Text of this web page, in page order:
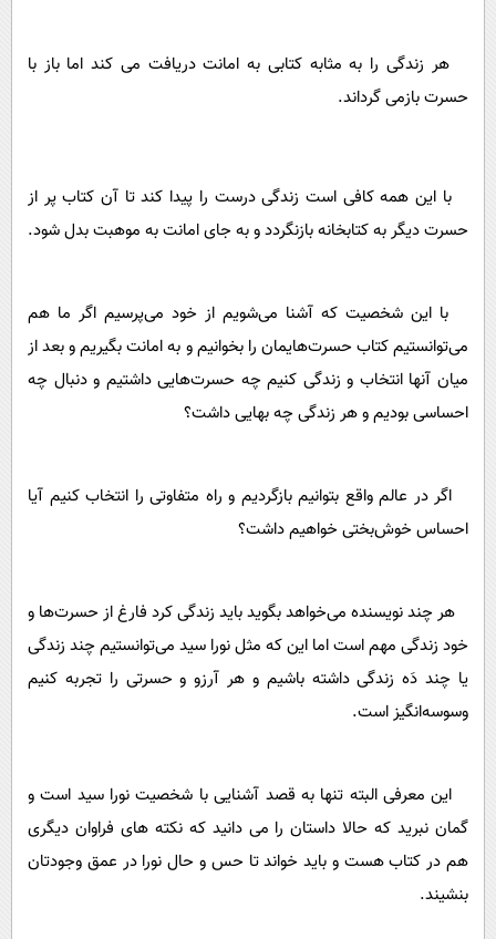
هر زندگی را به مثابه کتابی به امانت دریافت می کند اما باز با
حسرت بازمی گرداند.
با این همه کافی است زندگی درست را پیدا کند تا آن کتاب پر از
حسرت دیگر به کتابخانه بازنگردد و به جای امانت به موهبت بدل شود.
با این شخصیت که آشنا می‌شویم از خود می‌پرسیم اگر ما هم
می‌توانستیم کتاب حسرت‌هایمان را بخوانیم و به امانت بگیریم و بعد از
میان آنها انتخاب و زندگی کنیم چه حسرت‌هایی داشتیم و دنبال چه
احساسی بودیم و هر زندگی چه بهایی داشت؟
اگر در عالم واقع بتوانیم بازگردیم و راه متفاوتی را انتخاب کنیم آیا
احساس خوش‌بختی خواهیم داشت؟
هر چند نویسنده می‌خواهد بگوید باید زندگی کرد فارغ از حسرت‌ها و
خود زندگی مهم است اما این که مثل نورا‌ سید می‌توانستیم چند زندگی
یا چند دَه زندگی داشته باشیم و هر آرزو و حسرتی را تجربه کنیم
وسوسه‌انگیز است.
این معرفی البته تنها به قصد آشنایی با شخصیت نورا سید است و
گمان نبرید که حالا داستان را می دانید که نکته های فراوان دیگری
هم در کتاب هست و باید خواند تا حس و حال نورا در عمق وجودتان
بنشیند.